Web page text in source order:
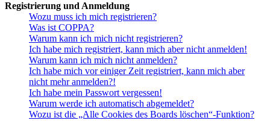
Registrierung und Anmeldung
Wozu muss ich mich registrieren?
Was ist COPPA?
Warum kann ich mich nicht registrieren?
Ich habe mich registriert, kann mich aber nicht anmelden!
Warum kann ich mich nicht anmelden?
Ich habe mich vor einiger Zeit registriert, kann mich aber
nicht mehr anmelden?!
Ich habe mein Passwort vergessen!
Warum werde ich automatisch abgemeldet?
Wozu ist die „Alle Cookies des Boards löschen“-Funktion?